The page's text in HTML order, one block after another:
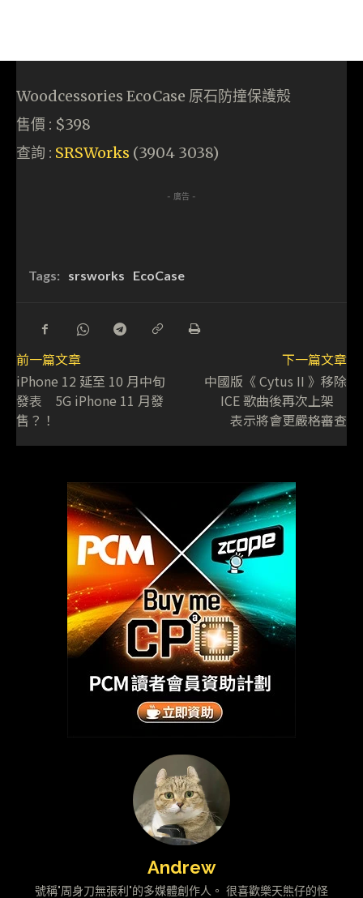
Woodcessories EcoCase 原石防撞保護殻
售價 : $398
查詢 : SRSWorks (3904 3038)
- 廣告 -
Tags: srsworks EcoCase
前一篇文章
iPhone 12 延至 10 月中旬
發表 5G iPhone 11 月發
售？！
下一篇文章
中國版《 Cytus II 》移除
ICE 歌曲後再次上架
表示將會更嚴格審查
Andrew
號稱"周身刀無張利"的多媒體創作人。 很喜歡樂天熊仔的怪